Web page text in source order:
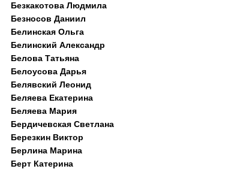
Безкакотова Людмила
Безносов Даниил
Белинская Ольга
Белинский Александр
Белова Татьяна
Белоусова Дарья
Белявский Леонид
Беляева Екатерина
Беляева Мария
Бердичевская Светлана
Березкин Виктор
Берлина Марина
Берт Катерина